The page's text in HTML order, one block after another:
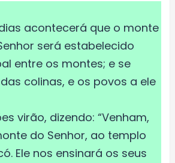
acontecerá que o monte
será estabelecido
entre os montes; e se
colinas, e os povos a ele
virão, dizendo: “Venham,
do Senhor, ao templo
Ele nos ensinará os seus